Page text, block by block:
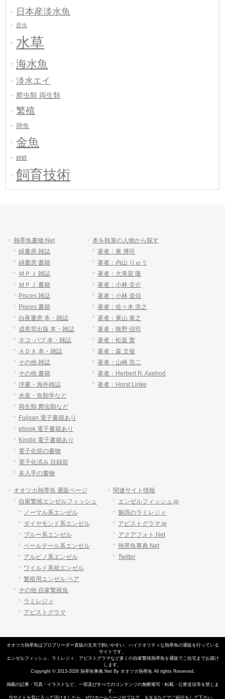
日本産淡水魚
昆虫
水草
海水魚
淡水エイ
爬虫類 両生類
繁殖
肺魚
金魚
錦鯉
飼育技術
熱帯魚書物.Net
緑書房 雑誌
緑書房 書籍
ＭＰＪ 雑誌
ＭＰＪ 書籍
Pisces 雑誌
Pisces 書籍
白夜書房 本・雑誌
成美堂出版 本・雑誌
ネコ･パブ 本・雑誌
ＡＤＡ 本・雑誌
その他 雑誌
その他 書籍
洋書・海外雑誌
水産・魚類学など
両生類 爬虫類など
Fujisan 電子書籍あり
ebook 電子書籍あり
Kindle 電子書籍あり
電子化前の書物
電子化済み 目録前
未入手の書物
本を執筆の人物から探す
著者：東 博司
著者：内山 りゅう
著者：大美賀 隆
著者：小林 圭介
著者：小林 道信
著者：佐々木 浩之
著者：東山 泰之
著者：牧野 信司
著者：松坂 實
著者：森 文俊
著者：山崎 浩二
著者：Herbert R. Axelrod
著者：Horst Linke
オオツカ熱帯魚 通販ページ
自家繁殖エンゼルフィッシュ
ノーマル系エンゼル
ダイヤモンド系エンゼル
ブルー系エンゼル
ベールテール系エンゼル
アルビノ系エンゼル
ワイルド系統エンゼル
繁殖用エンゼル ペア
その他 自家繁殖魚
ラミレジィ
アピストグラマ
関連サイト情報
エンゼルフィッシュ.jp
魅惑のラミレジィ
アピストグラマ.jp
アクアフォト.Net
熱帯魚事典.Net
Twitter
オオツカ熱帯魚はプロブリーダー直販の丈夫で飼いやすい、 ハイクオリティな熱帯魚の通販 を行っている
サイトです。
エンゼルフィッシュ 、 ラミレジィ 、 アピストグラマなど多くの自家繁殖熱帯魚 を通販でご自宅までお届け
します。
Copyright © 2013-2026 熱帯魚事典.Net By オオツカ熱帯魚 All rights Reserved.
掲載の記事・写真・イラストなど、一部及びすべてのコンテンツの無断複写・転載・公衆送信等を禁じま
す。
当サイトを気に入って頂けましたら、ぜひホームページやブログ、ＳＮＳなどでご紹介をして下さい。